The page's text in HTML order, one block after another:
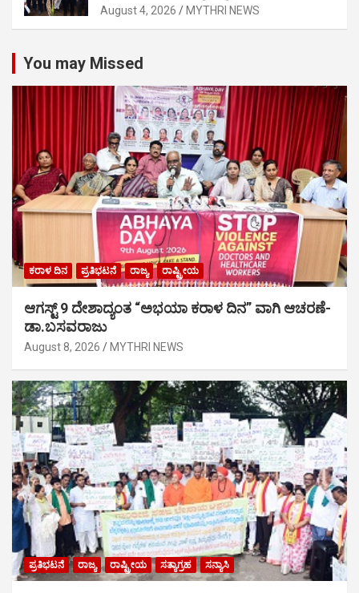
August 4, 2026 MYTHRI NEWS
You may Missed
ಕರಾಳ ದಿನ ಪ್ರತಿಭಟನೆ ರಾಜ್ಯ ರಾಷ್ಟ್ರೀಯ
ಆಗಸ್ಟ್ 9 ದೇಶಾದ್ಯಂತ “ಅಭಯಾ ಕರಾಳ ದಿನ” ವಾಗಿ ಆಚರಣೆ-
ಡಾ.ಬಸವರಾಜು
August 8, 2026 MYTHRI NEWS
ಪ್ರತಿಭಟನೆ ರಾಜ್ಯ ರಾಷ್ಟ್ರೀಯ ಸತ್ಯಾಗ್ರಹ ಸನ್ಯಾಸಿ